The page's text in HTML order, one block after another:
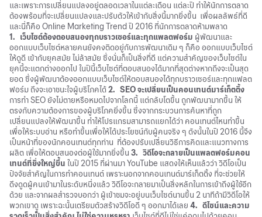
และเพราะการเปลี่ยนแปลงอยู่ตลอดเวลาในแต่ละเดือน แต่ละปี ทำให้นักการตลาด
ต้องพร้อมที่จะเปลี่ยนแปลงและปรับตัวให้เข้ากับสิ่งนี้มากยิ่งขึ้น เพื่อผลลัพธ์ที่ดี
และนี่ก็คือ Online Marketing Trend ปี 2016 ที่นักการตลาดห้ามพลาด
1. เว็บไซต์ต้องตอบสนองทุกบราวเซอร์และทุกแพลตฟอร์ม ผู้พัฒนาและ
ออกแบบเว็บไซต์หลายคนยังคงติดอยู่กับการพัฒนาเดิม ๆ ก็คือ ออกแบบเว็บไซต์
ให้ดูดี เข้ากับยุคสมัย ไม่ล้าสมัย ซึ่งนั่นก็เป็นสิ่งที่ดี แต่ความสำคัญของเว็บไซต์ใน
ยุคนี้จะแตกต่างออกไป ในปีนี้เว็บไซต์ที่ตอบสนองได้มากที่สุดต่างหากถึงจะเป็นสุด
ยอด ซึ่งผู้พัฒนาต้องออกแบบเว็บไซต์ให้ตอบสนองได้ทุกบราวเซอร์และทุกแฟลต
ฟอร์ม ถึงจะเอาชนะใจผู้บริโภคได้2. SEO จะเปลี่ยนเป็นคอนเทนต์มาร์เก็ตติ้ง
การทำ SEO ยังไม่ตายหรือหมดไปจากโลกนี้ แต่กลับโตขึ้น ถูกพัฒนามากขึ้น ให้
ตรงกับความต้องการของผู้บริโภคยิ่งขึ้น ซึ่งจากกระบวนการค้นหาที่ถูก
เปลี่ยนแปลงให้พัฒนาขึ้น ทำให้โปรแกรมสามารถแยกได้ว่า คอนเทนต์ไหนทำขึ้น
เพื่อให้ระบบอ่าน หรือทำขึ้นเพื่อให้ได้ประโยชน์กับผู้คนจริง ๆ ดังนั้นในปี 2016 นี้จึง
เป็นหน้าที่ของนักคอนเทนต์ทุกท่าน ที่ต้องปรับเปลี่ยนวิธีการคิดและแนวทางการ
ผลิต เพื่อให้ตอบสนองต่อผู้ใช้มากยิ่งขึ้น 3. วิดีโอจะกลายเป็นแพลตฟอร์มคอน
เทนต์ที่ยิ่งใหญ่ขึ้น ในปี 2015 ที่ผ่านมา YouTube แสดงให้เห็นแล้วว่า วิดีโอเป็น
ปัจจัยสำคัญในการทำคอนเทนต์ เพราะนอกจากคอนเทนต์มาร์เก็ตติ้ง ที่จะช่วยให้
ดึงดูดผู้คนเข้ามาในระดับหนึ่งแล้ว วิดีโอจะกลายมาเป็นสิ่งหลักในการเข้าถึงผู้ใช้อีก
ด้วย และจากผลสำรวจบอกว่า ผู้เข้าชมจะอยู่บนเว็บไซต์นานขึ้น 2 นาทีถ้ามีวิดีโอให้
พวกเขาดู เพราะฉะนั้นเตรียมตัวสร้างวิดีโอดี ๆ ออกมาได้เลย 4. ดีไซน์และความ